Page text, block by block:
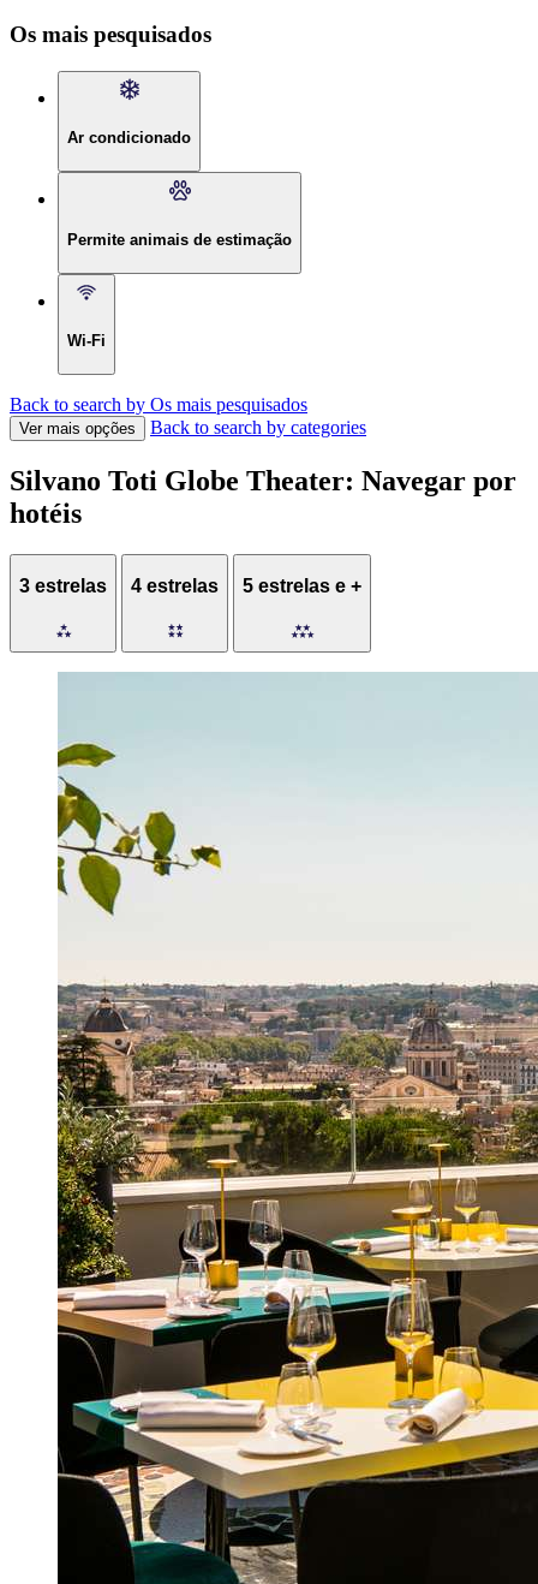
Os mais pesquisados
Ar condicionado
Permite animais de estimação
Wi-Fi
Back to search by Os mais pesquisados
Ver mais opções Back to search by categories
Silvano Toti Globe Theater: Navegar por
hotéis
3 estrelas 4 estrelas 5 estrelas e +